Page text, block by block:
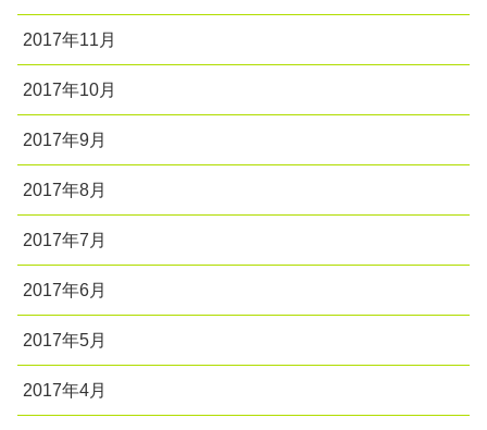
2017年11月
2017年10月
2017年9月
2017年8月
2017年7月
2017年6月
2017年5月
2017年4月